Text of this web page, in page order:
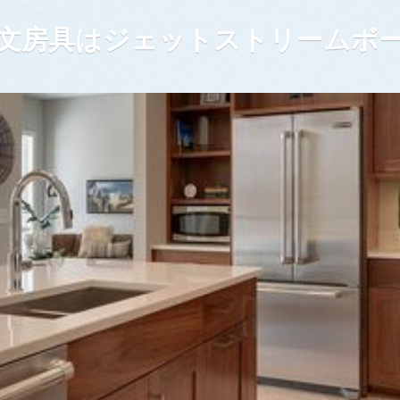
房具はジェットストリームボ